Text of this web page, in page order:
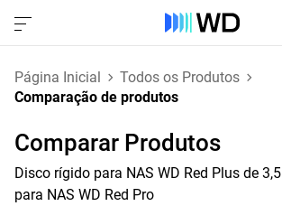
Página Inicial
Todos os Produtos
Comparação de produtos
Comparar Produtos
Disco rígido para NAS WD Red Plus de
para NAS WD Red Pro